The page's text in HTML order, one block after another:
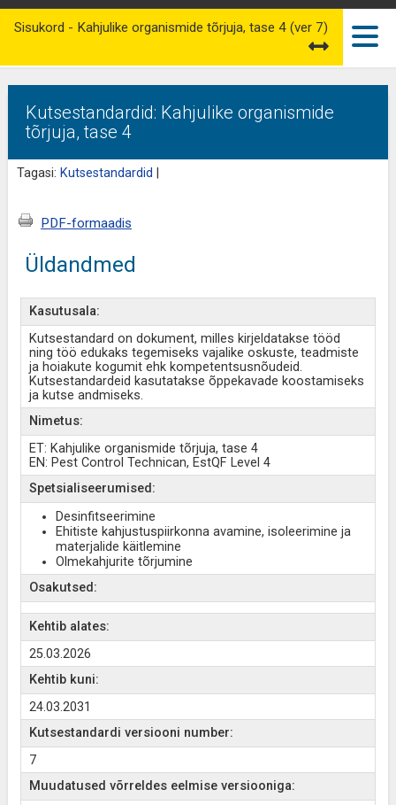
Kutsestandardid: Kahjulike organismide
tõrjuja, tase 4
Tagasi: Kutsestandardid
Sisukord - Kahjulike organismide tõrjuja, tase 4 (ver 7)
PDF-formaadis
Üldandmed
Kasutusala:
Kutsestandard on dokument, milles kirjeldatakse tööd
ning töö edukaks tegemiseks vajalike oskuste, teadmiste
ja hoiakute kogumit ehk kompetentsusnõudeid.
Kutsestandardeid kasutatakse õppekavade koostamiseks
ja kutse andmiseks.
Nimetus:
ET: Kahjulike organismide tõrjuja, tase 4
EN: Pest Control Technican, EstQF Level 4
Spetsialiseerumised:
Desinfitseerimine
Ehitiste kahjustuspiirkonna avamine, isoleerimine ja
materjalide käitlemine
Olmekahjurite tõrjumine
Osakutsed:
Kehtib alates:
25.03.2026
Kehtib kuni:
24.03.2031
Kutsestandardi versiooni number:
7
Muudatused võrreldes eelmise versiooniga: